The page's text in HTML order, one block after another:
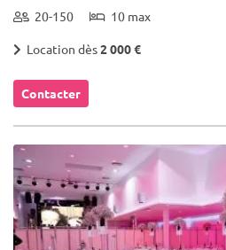
20-150 10 max
Location dès2 000 €
Contacter